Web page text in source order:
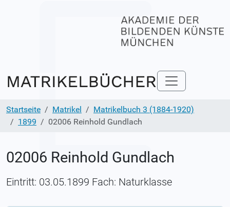
Startseite Matrikel
Matrikelbuch 3 (1884-1920)
1899
02006 Reinhold Gundlach
02006 Reinhold Gundlach
Eintritt: 03.05.1899 Fach: Naturklasse